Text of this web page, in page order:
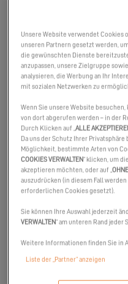
unserem
Unsere Website verwendet Cookies
unseren Partnern gesetzt werden,
die gewünschten Dienste
anzupassen, unsere Zielgruppe
analysieren, die Werbung an Ihr
mit sozialen Netzwerken zu
Wenn Sie unsere Website
von dort abgerufen werden – in der
Durch Klicken auf „ALLE
Da uns der Schutz Ihrer
Möglichkeit, bestimmte Arten von
COOKIES VERWALTEN“ klicken, um
akzeptieren möchten, oder auf „
auszudrücken (in diesem Fall
erforderlichen Cookies gesetzt).
Sie können Ihre Auswahl jederzeit
VERWALTEN“ am unteren Rand
Weitere Informationen finden Sie in
Liste der „Partner“ anzeigen